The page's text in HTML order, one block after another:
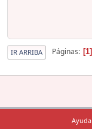
IR ARRIBA Páginas 1
Ayuda